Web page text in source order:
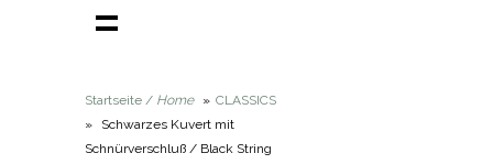
Startseite / Home » CLASSICS
»
Schwarzes Kuvert mit
Schnürverschluß / Black String